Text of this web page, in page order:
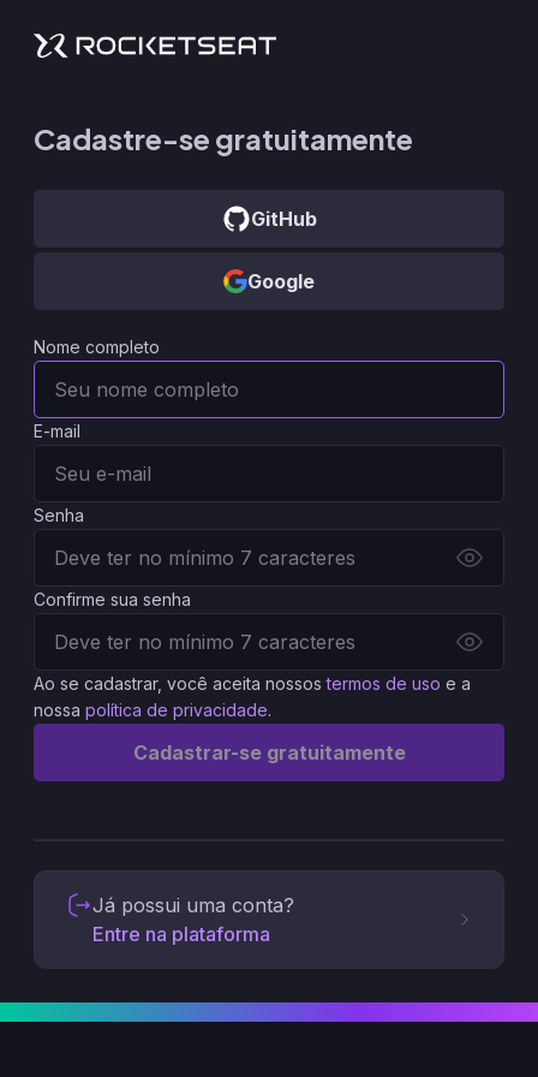
Cadastre-se gratuitamente
GitHub
Google
Nome completo
E-mail
Senha
Confirme sua senha
Ao se cadastrar, você aceita nossos termos de uso e a
nossa política de privacidade.
Cadastrar-se gratuitamente
Já possui uma conta?
Entre na plataforma